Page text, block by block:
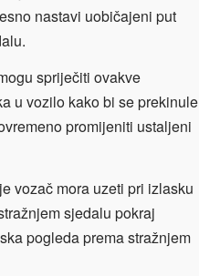
nastavi uobičajeni put
spriječiti ovakve
u vozilo kako bi se prekinule
promijeniti ustaljeni
vozač mora uzeti pri izlasku
sjedalu pokraj
pogleda prema stražnjem